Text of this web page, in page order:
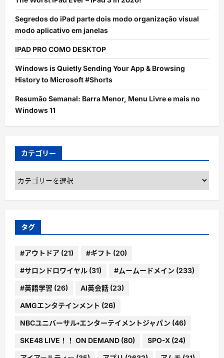
Segredos do iPad parte dois modo organização visual
modo aplicativo em janelas
IPAD PRO COMO DESKTOP
Windows is Quietly Sending Your App & Browsing
History to Microsoft #Shorts
Resumão Semanal: Barra Menor, Menu Livre e mais no
Windows 11
カテゴリー
カ
ゴ
ー
タグ
#アウトドア (21) #ギフト (20)
#サロンドロワイヤル (31) #ムームードメイン (233)
#英語学習 (26) AI英会話 (23)
AMGエンタテインメント (26)
NBCユニバーサル・エンターテイメントジャパン (46)
SKE48 LIVE！！ ON DEMAND (80) SPO-X (24)